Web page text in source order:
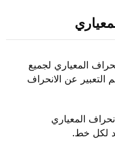
المعياري لجميع
الممكنة من 1 إلى 20. يتم التعبير عن الانحراف
المعياري
لكل خط.